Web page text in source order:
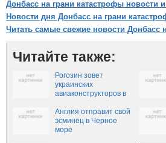
Донбасс на грани катастрофы новости
Новости дня Донбасс на грани
Читать самые свежие новости Донбасс
Читайте также:
Рогозин зовет
украинских
авиаконструкторов в
Англия отправит свой
эсминец в Черное
море